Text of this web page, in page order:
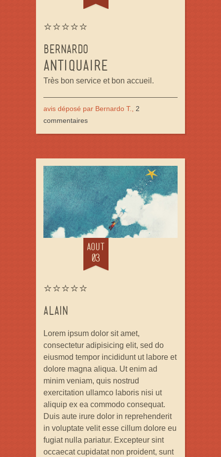
⭐⭐⭐⭐⭐
Bernardo
antiquaire
Très bon service et bon accueil.
avis déposé par Bernardo T., 2
commentaires
AOUT
03
⭐⭐⭐⭐⭐
ALAIN
Lorem ipsum dolor sit amet,
consectetur adipisicing elit, sed do
eiusmod tempor incididunt ut labore et
dolore magna aliqua. Ut enim ad
minim veniam, quis nostrud
exercitation ullamco laboris nisi ut
aliquip ex ea commodo consequat.
Duis aute irure dolor in reprehenderit
in voluptate velit esse cillum dolore eu
fugiat nulla pariatur. Excepteur sint
occaecat cupidatat non proident, sunt